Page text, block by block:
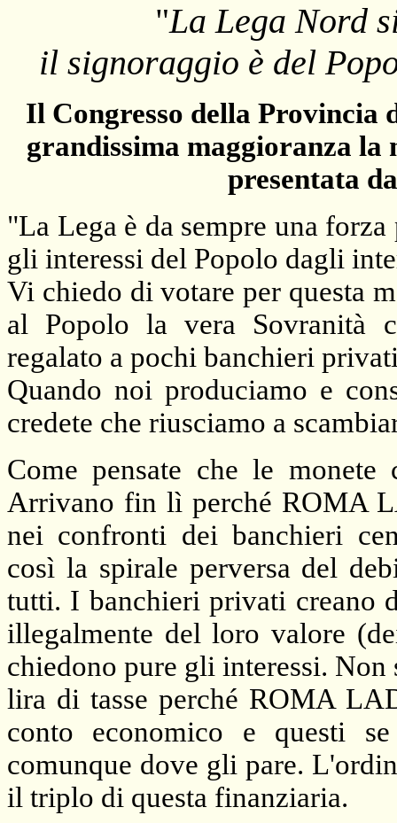
"La Lega Nord
il signoraggio è del
Il Congresso della Provincia
grandissima maggioranza
presentata
"La Lega è da sempre una
gli interessi del Popolo dagli
Vi chiedo di votare per questa
al Popolo la vera Sovranità
regalato a pochi banchieri
Quando noi produciamo e
credete che riusciamo a
Come pensate che le
Arrivano fin lì perché ROMA
nei confronti dei banchieri
così la spirale perversa del
tutti. I banchieri privati creano
illegalmente del loro valore
chiedono pure gli interessi. Non
lira di tasse perché ROMA
conto economico e questi
comunque dove gli pare.
il triplo di questa finanziaria.